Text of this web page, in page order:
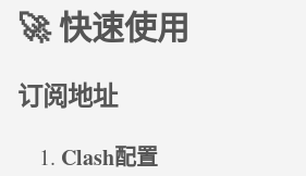
🚀 快速使用
订阅地址
Clash配置